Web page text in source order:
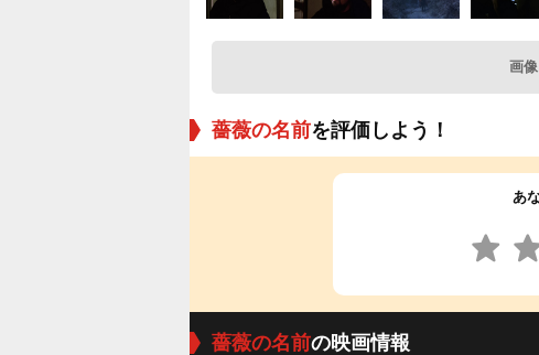
画
薔薇の名前を評価しよう！
あ
薔薇の名前の映画情報